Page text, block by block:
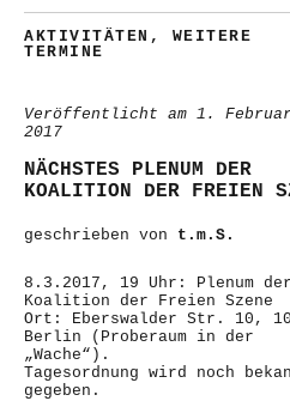
AKTIVITÄTEN , WEITERE
TERMINE
Veröffentlicht am 1.
2017
NÄCHSTES PLENUM DER
KOALITION DER FREIEN
geschrieben von t.m.S.
8.3.2017, 19 Uhr: Plenum der
Koalition der Freien Szene
Ort: Eberswalder Str. 10,
Berlin (Proberaum in der
„Wache“).
Tagesordnung wird noch
gegeben.